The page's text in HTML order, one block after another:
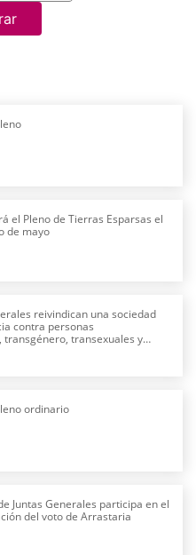
el Pleno de Tierras Esparsas el
de mayo
reivindican una sociedad
contra personas
transgénero, transexuales y
ordinario
Juntas Generales participa en el
del voto de Arrastaria